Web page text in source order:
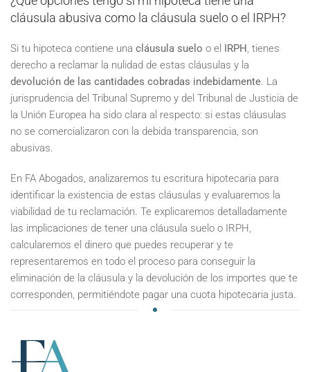
cláusula abusiva como la cláusula suelo o el IRPH?
Si tu hipoteca contiene una cláusula suelo o el IRPH, tienes
derecho a reclamar la nulidad de estas cláusulas y la
devolución de las cantidades cobradas indebidamente. La
jurisprudencia del Tribunal Supremo y del Tribunal de Justicia de
la Unión Europea ha sido clara al respecto: si estas cláusulas
no se comercializaron con la debida transparencia, son
abusivas.
En FA Abogados, analizaremos tu escritura hipotecaria para
identificar la existencia de estas cláusulas y evaluaremos la
viabilidad de tu reclamación. Te explicaremos detalladamente
las implicaciones de tener una cláusula suelo o IRPH,
calcularemos el dinero que puedes recuperar y te
representaremos en todo el proceso para conseguir la
eliminación de la cláusula y la devolución de los importes que te
corresponden, permitiéndote pagar una cuota hipotecaria justa.